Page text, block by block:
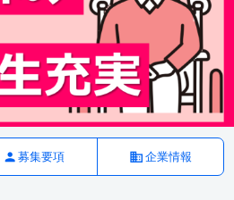
募集要項 企業情報